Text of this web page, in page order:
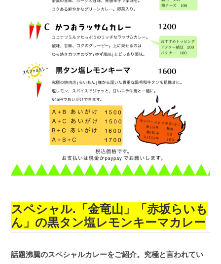
スペシャル.「金竜山」「赤坂らいも
ん」の黒タン塩レモンキーマカレー
話題沸騰のスペシャルカレーをご紹介。究極と言われてい